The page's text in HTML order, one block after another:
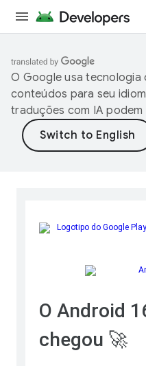
O Google usa tecnologia
conteúdos para seu
traduções com IA podem